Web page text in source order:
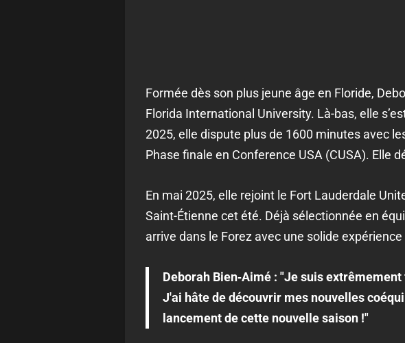
Formée dès son plus jeune âge en Floride,
Florida International University. Là-bas, elle
2025, elle dispute plus de 1600 minutes avec
Phase finale en Conference USA (CUSA). Elle
En mai 2025, elle rejoint le Fort Lauderdale
Saint-Étienne cet été. Déjà sélectionnée en
arrive dans le Forez avec une solide
Deborah Bien‑Aimé: "Je suis extrêmement
J'ai hâte de découvrir mes nouvelles
lancement de cette nouvelle saison !"